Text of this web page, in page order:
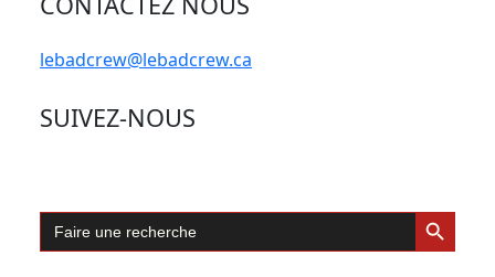
lebadcrew@lebadcrew.ca
SUIVEZ-NOUS
Search
for:
Search Button